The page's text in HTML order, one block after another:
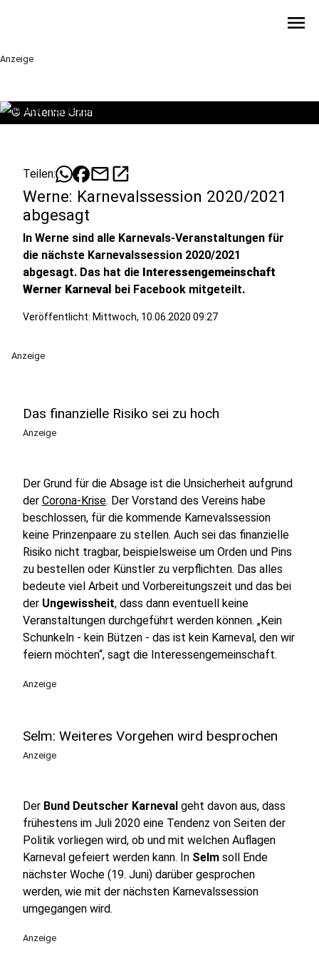
menu
Anzeige
© Antenne Unna
Teilen: mailopen_in_new
Werne: Karnevalssession 2020/2021
abgesagt
In Werne sind alle Karnevals-Veranstaltungen für
die nächste Karnevalssession 2020/2021
abgesagt. Das hat die Interessengemeinschaft
Werner Karneval bei Facebook mitgeteilt.
Veröffentlicht: Mittwoch, 10.06.2020 09:27
Anzeige
Das finanzielle Risiko sei zu hoch
Anzeige
Der Grund für die Absage ist die Unsicherheit aufgrund
der Corona-Krise. Der Vorstand des Vereins habe
beschlossen, für die kommende Karnevalssession
keine Prinzenpaare zu stellen. Auch sei das finanzielle
Risiko nicht tragbar, beispielsweise um Orden und Pins
zu bestellen oder Künstler zu verpflichten. Das alles
bedeute viel Arbeit und Vorbereitungszeit und das bei
der Ungewissheit, dass dann eventuell keine
Veranstaltungen durchgeführt werden können. „Kein
Schunkeln - kein Bützen - das ist kein Karneval, den wir
feiern möchten“, sagt die Interessengemeinschaft.
Anzeige
Selm: Weiteres Vorgehen wird besprochen
Anzeige
Der Bund Deutscher Karneval geht davon aus, dass
frühestens im Juli 2020 eine Tendenz von Seiten der
Politik vorliegen wird, ob und mit welchen Auflagen
Karneval gefeiert werden kann. In Selm soll Ende
nächster Woche (19. Juni) darüber gesprochen
werden, wie mit der nächsten Karnevalssession
umgegangen wird.
Anzeige